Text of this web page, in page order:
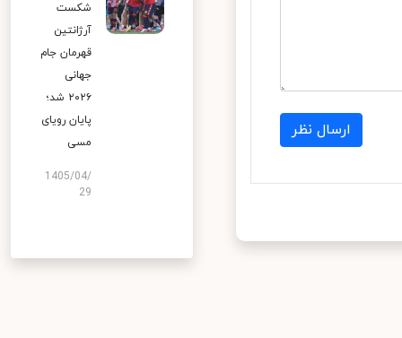
ارسال نظر
شکست
آرژانتین
قهرمان جام
جهانی
۲۰۲۶ شد؛
پایان رویای
مسی
1405/04/
29